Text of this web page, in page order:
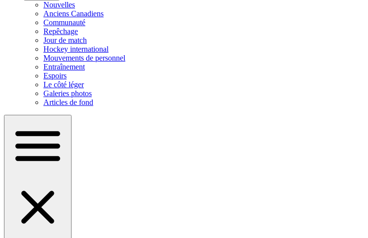
Nouvelles
Anciens Canadiens
Communauté
Repêchage
Jour de match
Hockey international
Mouvements de personnel
Entraînement
Espoirs
Le côté léger
Galeries photos
Articles de fond